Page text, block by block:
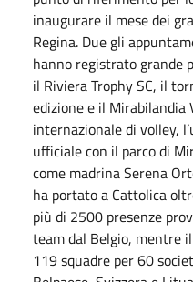
inaugurare il mese dei
Regina. Due gli
hanno registrato grande
il Riviera Trophy SC, il
edizione e il Mirabilandia
internazionale di volley,
ufficiale con il parco di
come madrina Serena
ha portato a Cattolica
più di 2500 presenze
team dal Belgio, mentre
119 squadre per 60